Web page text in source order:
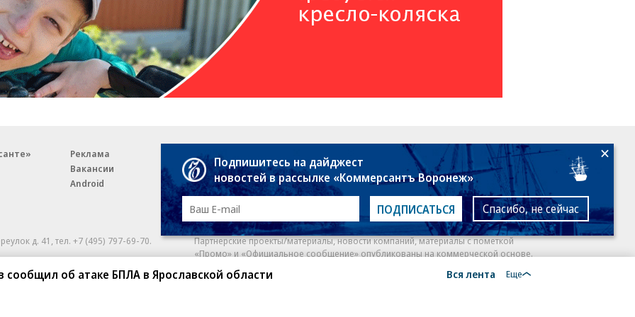
сообщил об атаке БПЛА в Ярославской области Вся лента Еще
Реклама
Вакансии
Android
Обратная связь
Правовая информация
E-mail рассылки
18+
д. 41,тел. +7 (495) 797-69-70.
kommersant.ru) зарегистрировано
технологий
Партнерские проекты/материалы, новости компаний, материалы с пометкой
«Промо» и «Официальное сообщение» опубликованы на коммерческой основе.
На kommersant.ru применяются рекомендательные технологии. Подробнее
Подпишитесь на дайджест
новостей в рассылке «Коммерсантъ Воронеж»
ПОДПИСАТЬСЯ Спасибо, не сейчас